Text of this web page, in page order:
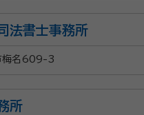
法書士事務所
梅名609-3
所